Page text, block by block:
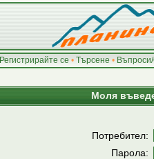
Регистрирайте се • Търсене •
Моля
Потребител:
Парола: